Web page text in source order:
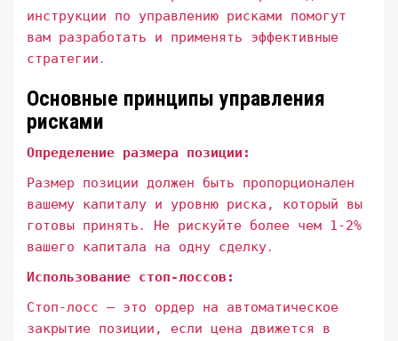
инструкции по управлению рисками помогут
вам разработать и применять эффективные
стратегии․
Основные принципы управления
рисками
Определение размера позиции:
Размер позиции должен быть пропорционален
вашему капиталу и уровню риска, который вы
готовы принять․ Не рискуйте более чем 1-2%
вашего капитала на одну сделку․
Использование стоп-лоссов:
Стоп-лосс – это ордер на автоматическое
закрытие позиции, если цена движется в